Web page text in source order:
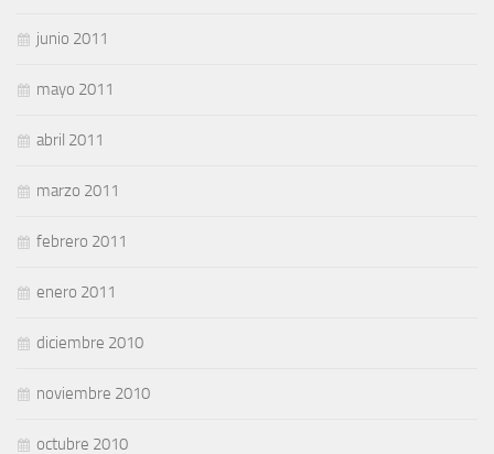
junio 2011
mayo 2011
abril 2011
marzo 2011
febrero 2011
enero 2011
diciembre 2010
noviembre 2010
octubre 2010